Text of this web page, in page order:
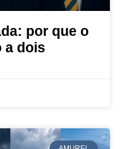
por que o
a dois